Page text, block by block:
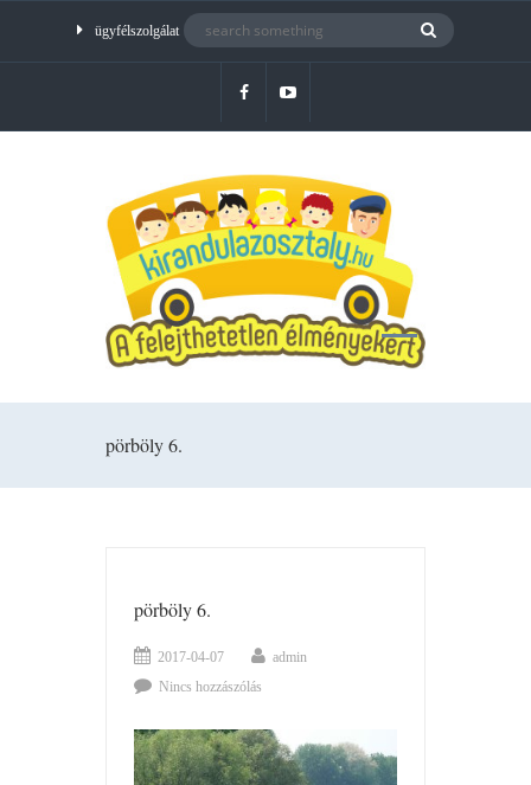
ügyfélszolgálat
pörböly 6.
pörböly 6.
2017-04-07
admin
Nincs hozzászólás